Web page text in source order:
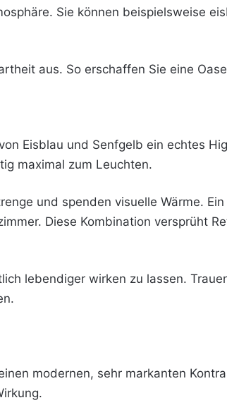
Sie können beispielsweise
aus. So erschaffen Sie eine
Eisblau und Senfgelb ein echtes
maximal zum Leuchten.
und spenden visuelle Wärme.
Diese Kombination versprüht
lebendiger wirken zu lassen.
modernen, sehr markanten